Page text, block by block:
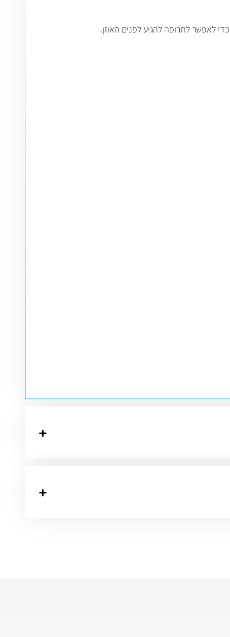
לאפשר לתרופה להגיע לפנים האוזן.